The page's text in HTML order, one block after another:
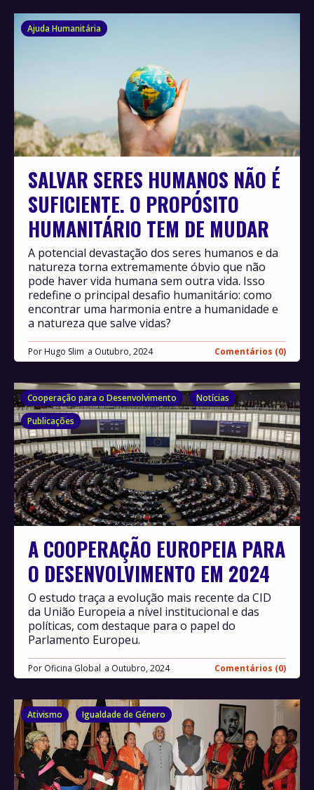
Ajuda Humanitária
SALVAR SERES HUMANOS NÃO É
SUFICIENTE. O PROPÓSITO
HUMANITÁRIO TEM DE MUDAR
Por Hugo Slim Outubro, 2024 Comentários (0)
A potencial devastação dos seres humanos e da
natureza torna extremamente óbvio que não
pode haver vida humana sem outra vida. Isso
redefine o principal desafio humanitário: como
encontrar uma harmonia entre a humanidade e
a natureza que salve vidas?
Cooperação para o Desenvolvimento
Notícias
Publicações
A COOPERAÇÃO EUROPEIA PARA
O DESENVOLVIMENTO EM 2024
Por Oficina Global Outubro, 2024 Comentários (0)
O estudo traça a evolução mais recente da CID
da União Europeia a nível institucional e das
políticas, com destaque para o papel do
Parlamento Europeu.
Ativismo Igualdade de Género